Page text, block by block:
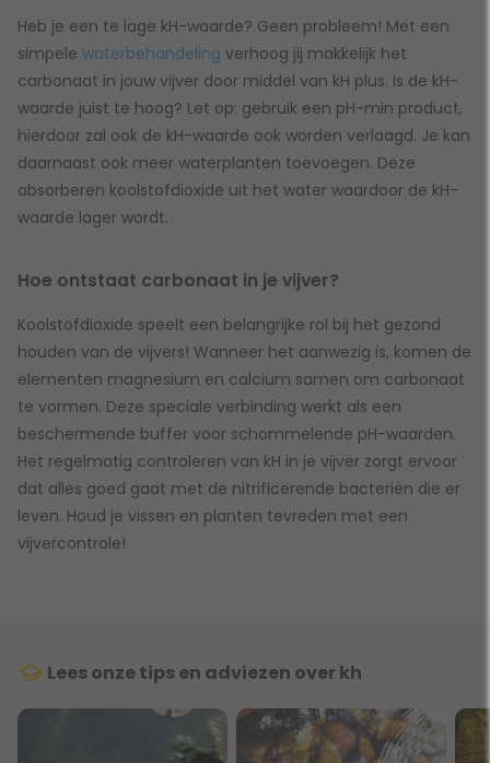
Heb je een te lage kH-waarde? Geen probleem! Met een
simpele waterbehandeling verhoog jij makkelijk het
carbonaat in jouw vijver door middel van kH plus. Is de kH-
waarde juist te hoog? Let op: gebruik een pH-min product,
hierdoor zal ook de kH-waarde ook worden verlaagd. Je kan
daarnaast ook meer waterplanten toevoegen. Deze
absorberen koolstofdioxide uit het water waardoor de kH-
waarde lager wordt.
Hoe ontstaat carbonaat in je vijver?
Koolstofdioxide speelt een belangrijke rol bij het gezond
houden van de vijvers! Wanneer het aanwezig is, komen de
elementen magnesium en calcium samen om carbonaat
te vormen. Deze speciale verbinding werkt als een
beschermende buffer voor schommelende pH-waarden.
Het regelmatig controleren van kH in je vijver zorgt ervoor
dat alles goed gaat met de nitrificerende bacteriën die er
leven. Houd je vissen en planten tevreden met een
vijvercontrole!
Lees onze tips en adviezen over kh